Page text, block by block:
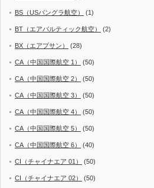
BS（USバングラ航空） (1)
BT（エアバルティック航空） (2)
BX（エアプサン） (28)
CA（中国国際航空 1） (50)
CA（中国国際航空 2） (50)
CA（中国国際航空 3） (50)
CA（中国国際航空 4） (50)
CA（中国国際航空 5） (50)
CA（中国国際航空 6） (40)
CI（チャイナエア 01） (50)
CI（チャイナエア 02） (50)